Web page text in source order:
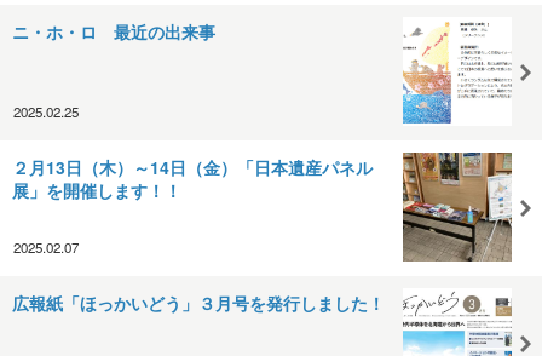
ニ・ホ・ロ 最近の出来事
2025.02.25
２月13日（木）～14日（金）「日本遺産パネル
展」を開催します！！
2025.02.07
広報紙「ほっかいどう」３月号を発行しました！